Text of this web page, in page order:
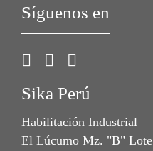
Síguenos en
Sika Perú
Habilitación Industrial
El Lúcumo Mz. "B" Lote